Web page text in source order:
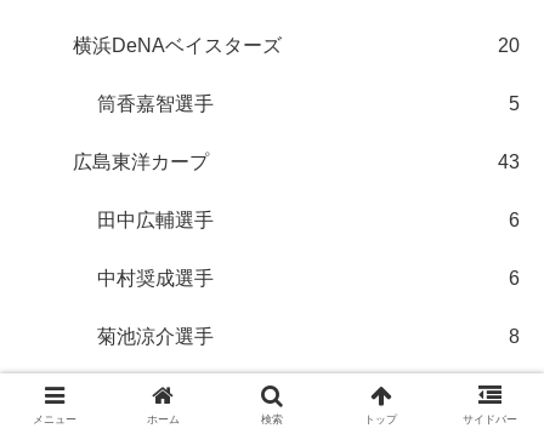
横浜DeNAベイスターズ 20
筒香嘉智選手 5
広島東洋カープ 43
田中広輔選手 6
中村奨成選手 6
菊池涼介選手 8
野球選手の結婚
メニュー ホーム 検索 トップ サイドバー